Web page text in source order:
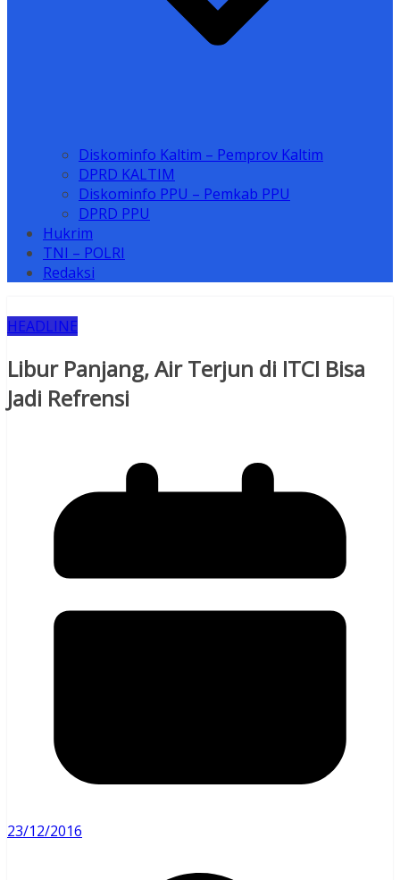
Diskominfo Kaltim – Pemprov Kaltim
DPRD KALTIM
Diskominfo PPU – Pemkab PPU
DPRD PPU
Hukrim
TNI – POLRI
Redaksi
HEADLINE
Libur Panjang, Air Terjun di ITCI Bisa
Jadi Refrensi
23/12/2016